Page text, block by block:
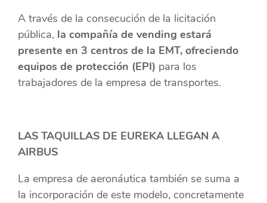
A través de la consecución de la licitación
pública, la compañía de vending estará
presente en 3 centros de la EMT, ofreciendo
equipos de protección (EPI) para los
trabajadores de la empresa de transportes.
LAS TAQUILLAS DE EUREKA LLEGAN A
AIRBUS
La empresa de aeronáutica también se suma a
la incorporación de este modelo, concretamente